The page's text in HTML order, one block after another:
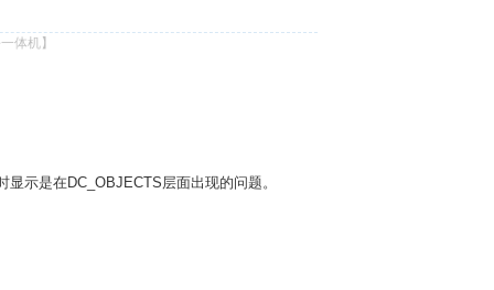
体机】
显示是在DC_OBJECTS 层面出现的问题。